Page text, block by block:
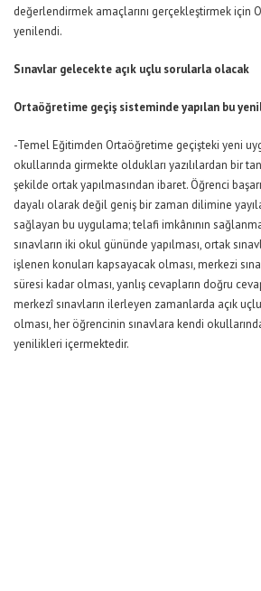
değerlendirmek amaçlarını gerçekleştirmek için
yenilendi.
Sınavlar gelecekte açık uçlu sorularla olacak
Ortaöğretime geçiş sisteminde yapılan bu
-Temel Eğitimden Ortaöğretime geçişteki yeni
okullarında girmekte oldukları yazılılardan bir
şekilde ortak yapılmasından ibaret. Öğrenci
dayalı olarak değil geniş bir zaman dilimine
sağlayan bu uygulama; telafi imkânının
sınavların iki okul gününde yapılması, ortak
işlenen konuları kapsayacak olması, merkezi
süresi kadar olması, yanlış cevapların doğru
merkezî sınavların ilerleyen zamanlarda açık
olması, her öğrencinin sınavlara kendi
yenilikleri içermektedir.